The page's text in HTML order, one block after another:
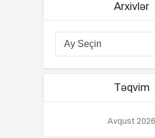
Arxivlər
Təqvim
Avqust 2026